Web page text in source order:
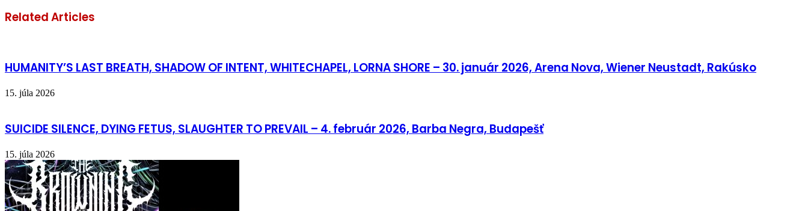
Related Articles
HUMANITY’S LAST BREATH, SHADOW OF INTENT, WHITECHAPEL, LORNA SHORE – 30. január 2026, Arena Nova, Wiener Neustadt, Rakúsko
15. júla 2026
SUICIDE SILENCE, DYING FETUS, SLAUGHTER TO PREVAIL – 4. február 2026, Barba Negra, Budapešť
15. júla 2026